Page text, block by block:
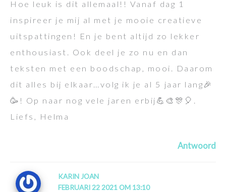
Hoe leuk is dit allemaal!! Vanaf dag 1
inspireer je mij al met je mooie creatieve
uitspattingen! En je bent altijd zo lekker
enthousiast. Ook deel je zo nu en dan
teksten met een boodschap, mooi. Daarom
dit alles bij elkaar…volg ik je al 5 jaar lang🎉
🥳! Op naar nog vele jaren erbij💪🎨🎊🎈.
Liefs, Helma
Antwoord
KARIN JOAN
FEBRUARI 22 2021 OM 13:10